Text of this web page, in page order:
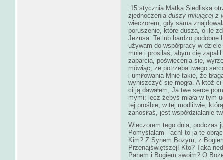
15 stycznia Matka Siedliska
zjednoczenia duszy miłującej z
wieczorem, gdy sama
poruszenie, które dusza, o ile
Jezusa. Te lub bardzo podobne
używam do współpracy w
mnie i prosiłaś, abym cię
zaparcia, poświęcenia się,
mówiąc, że potrzeba twego
i umiłowania Mnie takie, że
wyniszczyć się mogła. A któż ci
ci ją dawałem, Ja twe serce
mymi; lecz żebyś miała w tym
tej prośbie, w tej modlitwie,
zanosiłaś, jest współdziałanie
Wieczorem tego dnia, podczas
Pomyślałam - ach! to ja tę
Kim? Z Synem Bożym, z
Przenajświętszej! Kto? Taka
Panem i Bogiem swoim? O